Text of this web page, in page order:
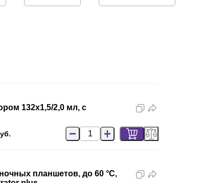
132х1,5/2,0 мл, с
планшетов, до 60 °C,